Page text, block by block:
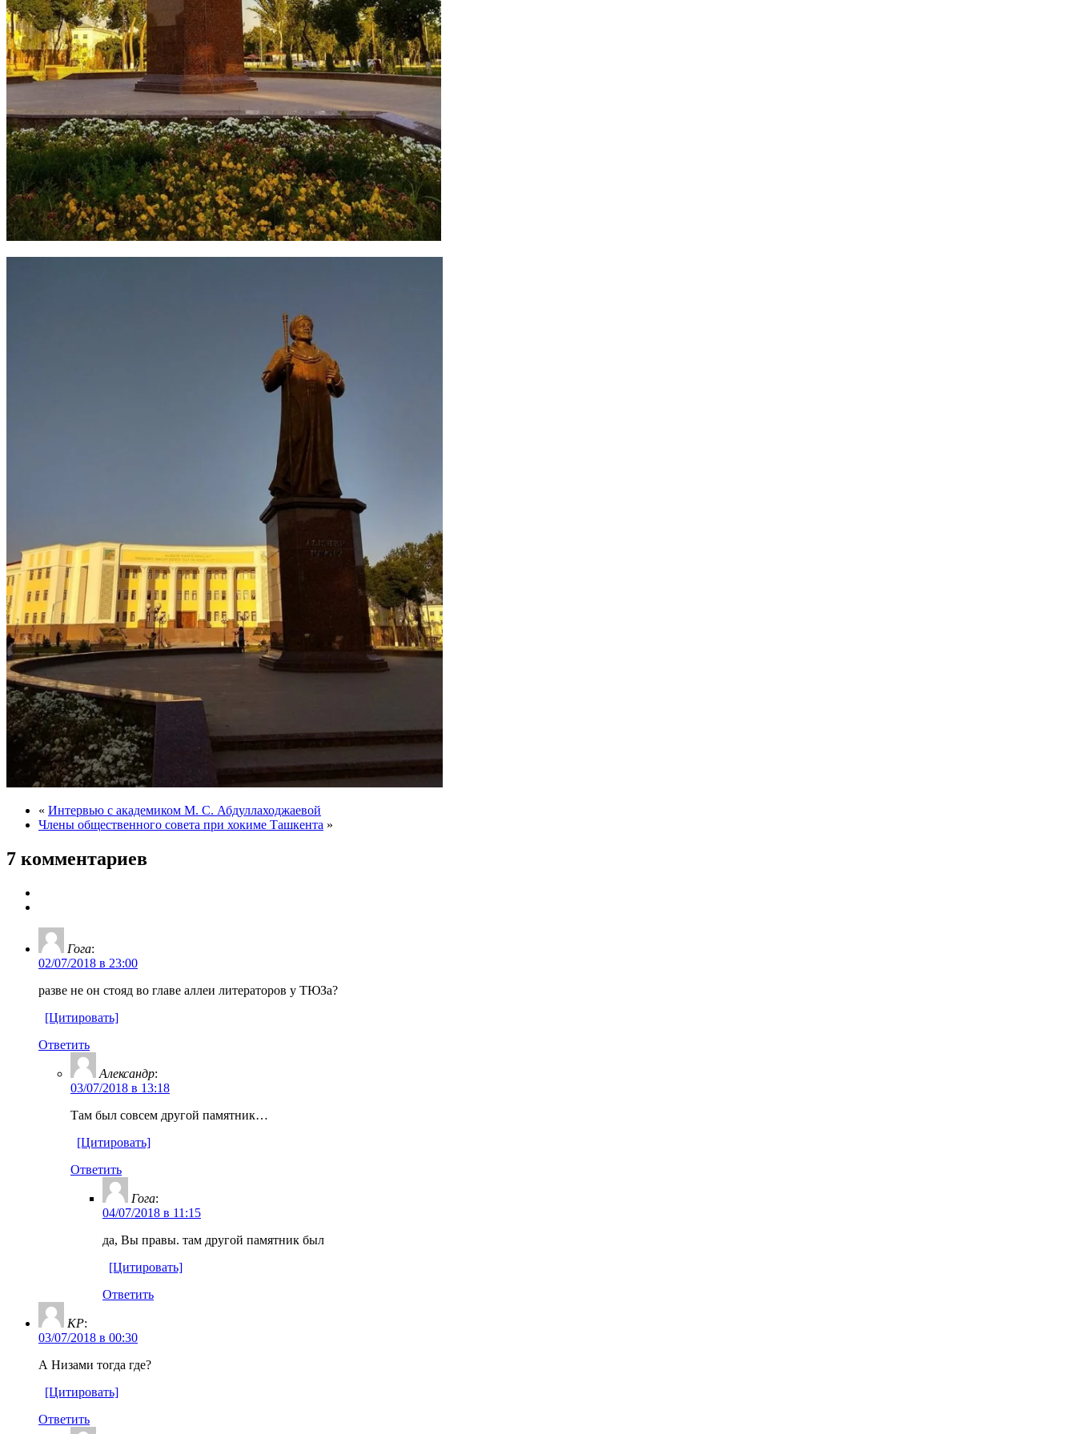
« Интервью с академиком М. С. Абдуллаходжаевой
Члены общественного совета при хокиме Ташкента »
7 комментариев
Гога:
02/07/2018 в 23:00
разве не он стояд во главе аллеи литераторов у ТЮЗа?
[Цитировать]
Ответить
Александр:
03/07/2018 в 13:18
Там был совсем другой памятник…
[Цитировать]
Ответить
Гога:
04/07/2018 в 11:15
да, Вы правы. там другой памятник был
[Цитировать]
Ответить
KP:
03/07/2018 в 00:30
А Низами тогда где?
[Цитировать]
Ответить